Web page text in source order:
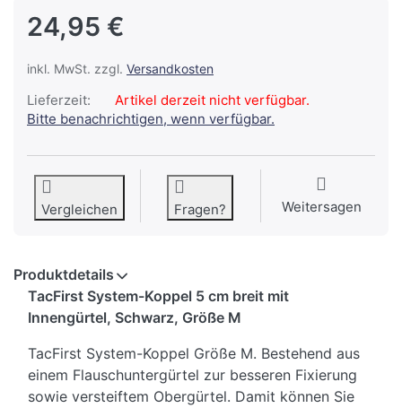
24,95 €
inkl. MwSt. zzgl. Versandkosten
Lieferzeit:
Artikel derzeit nicht verfügbar.
Bitte benachrichtigen, wenn verfügbar.
Vergleichen Fragen? Weitersagen
Produktdetails
TacFirst System-Koppel 5 cm breit mit
Innengürtel, Schwarz, Größe M
TacFirst System-Koppel Größe M. Bestehend aus
einem Flauschuntergürtel zur besseren Fixierung
sowie versteiftem Obergürtel. Damit können Sie